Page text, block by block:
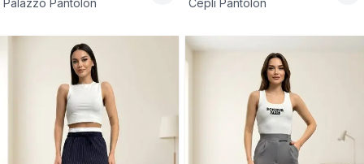
Palazzo Pantolon Cepli Pantolon